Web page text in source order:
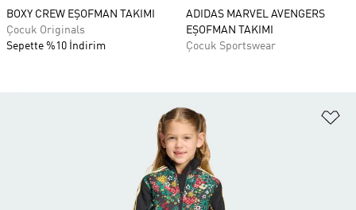
BOXY CREW EŞOFMAN TAKIMI
Çocuk Originals
Sepette %10 İndirim
ADIDAS MARVEL AVENGERS
EŞOFMAN TAKIMI
Çocuk Sportswear